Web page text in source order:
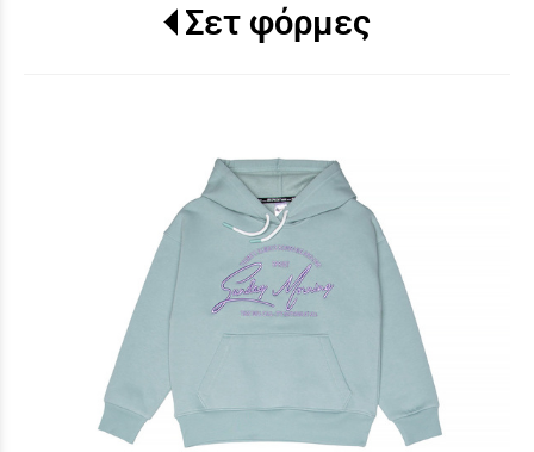
Σετ φόρμες